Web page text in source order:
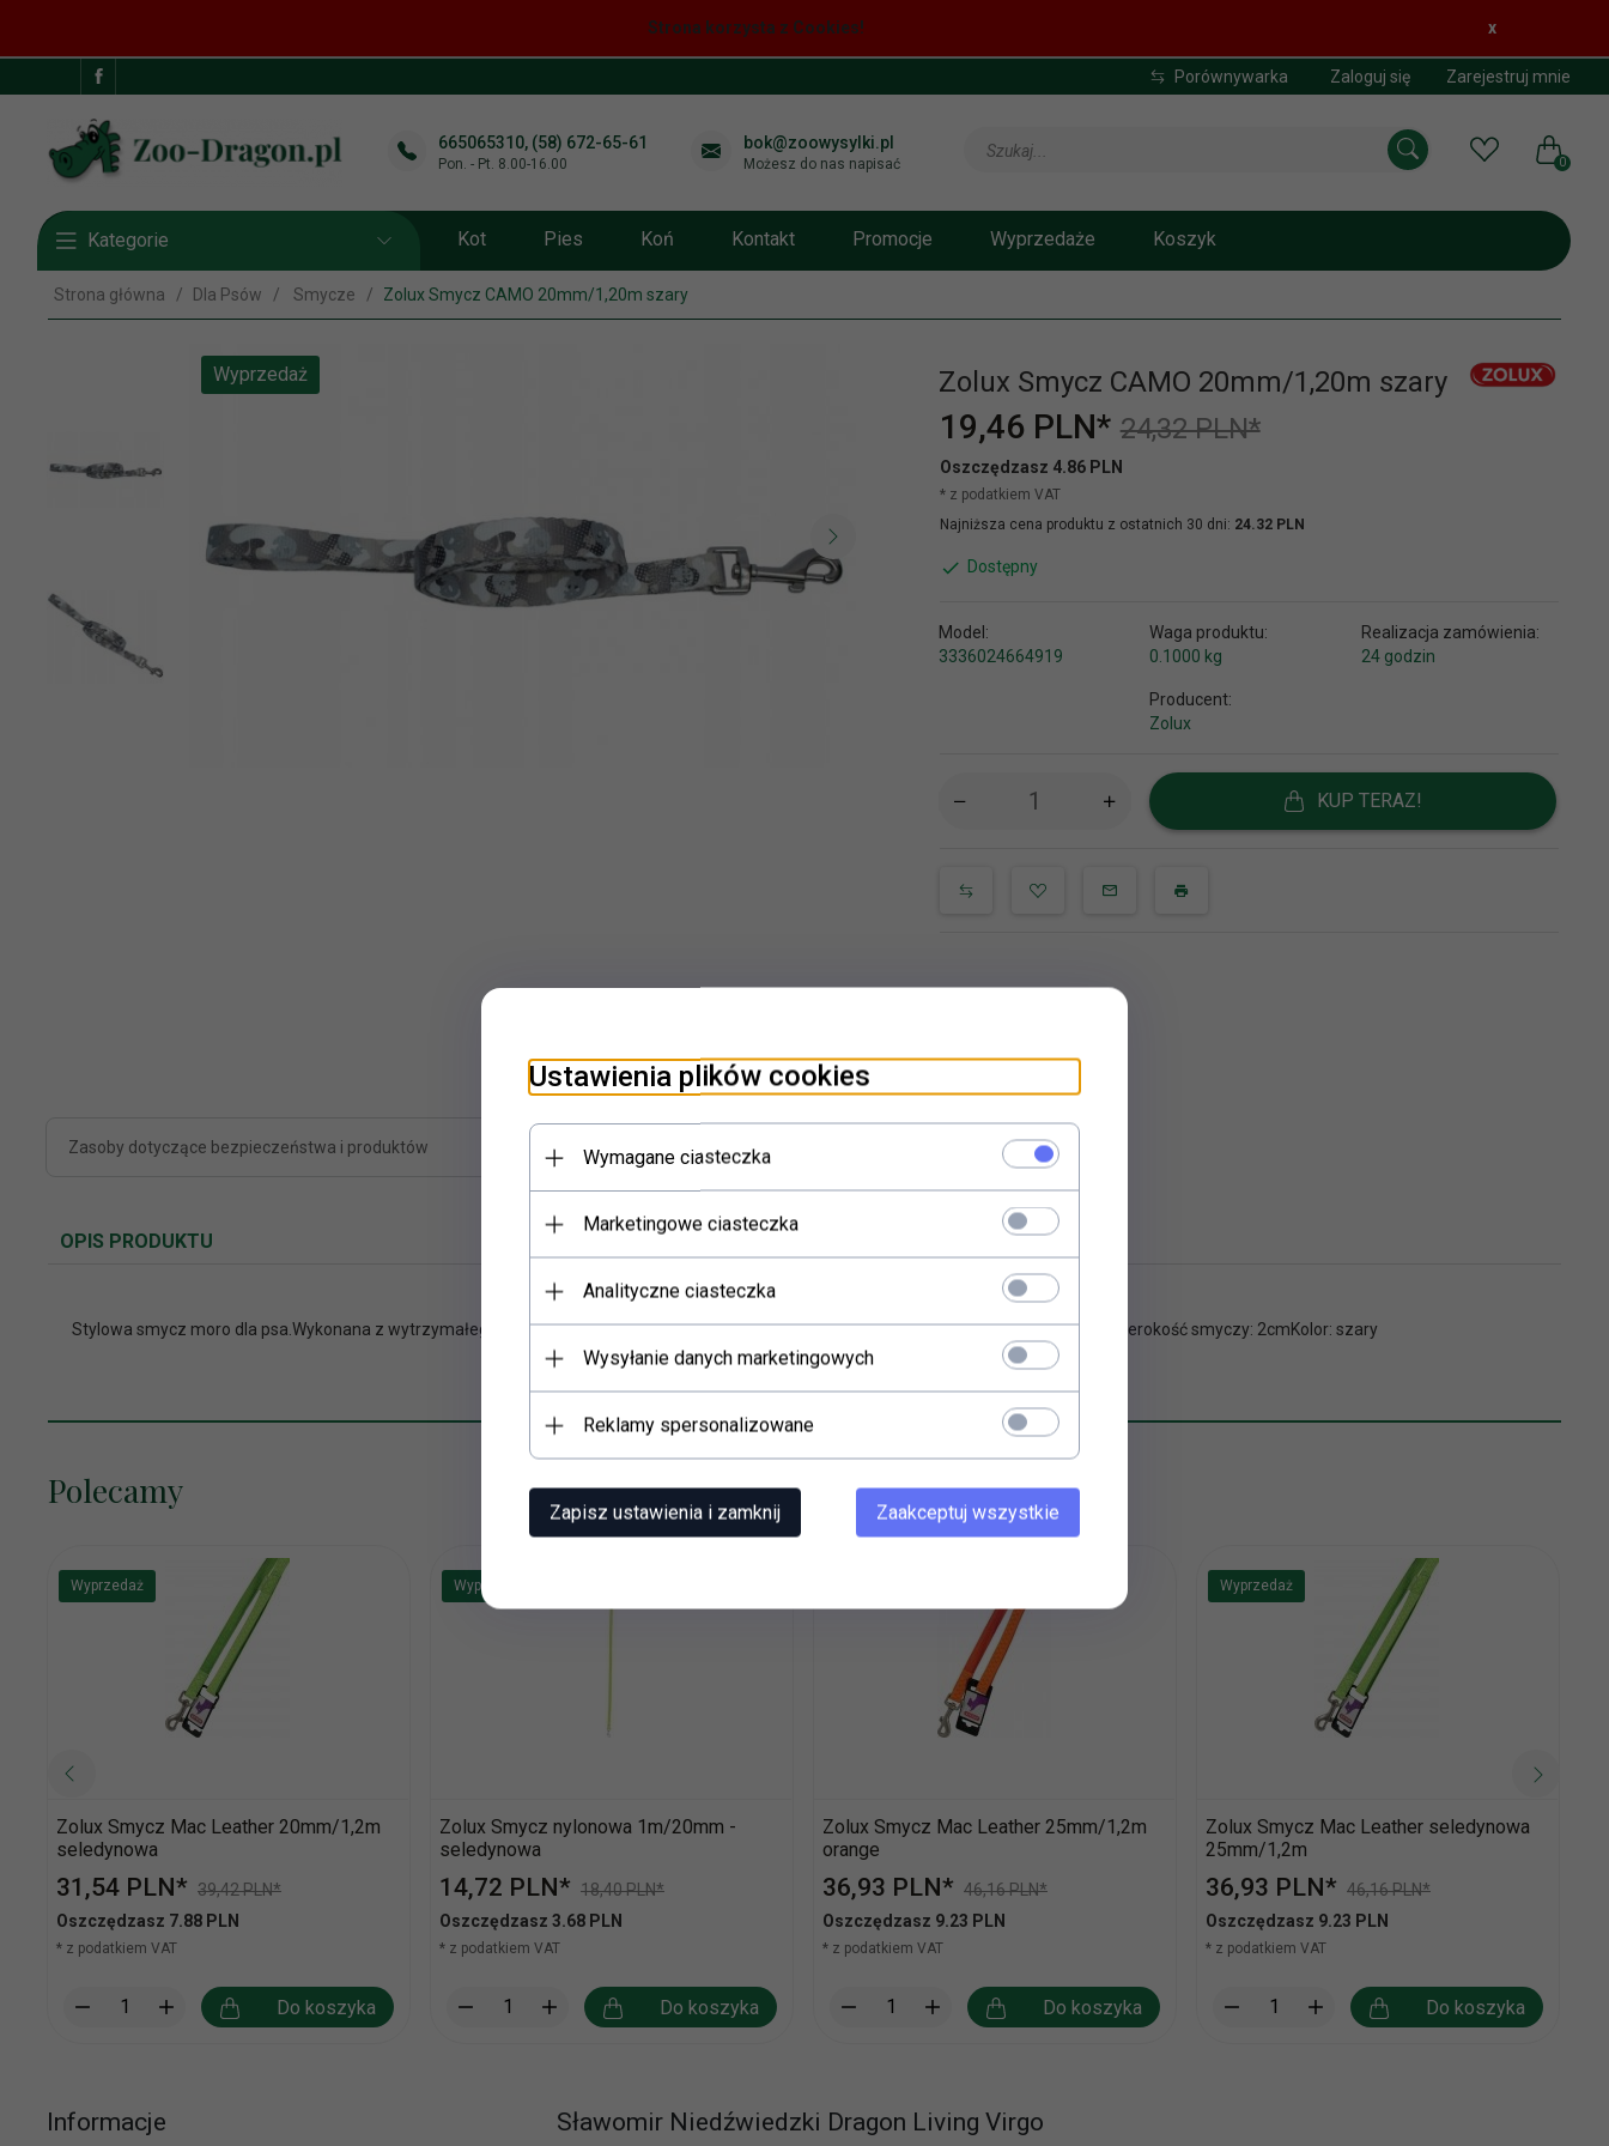
Strona korzysta z Cookies! x
Porównywarka Zaloguj się Zarejestruj mnie
665065310, (58) 672-65-61
Pon. - Pt. 8.00-16.00
bok@zoowysylki.pl
Możesz do nas napisać
Szukaj...
0
Kategorie Kot Pies Koń Kontakt Promocje Wyprzedaże Koszyk
Strona główna Dla Psów Smycze Zolux Smycz CAMO 20mm/1,20m szary
Wyprzedaż
Zasoby dotyczące bezpieczeństwa i produktów
Zolux Smycz CAMO 20mm/1,20m szary
19,46 PLN* 24,32 PLN*
Oszczędzasz 4.86 PLN
* z podatkiem VAT
Najniższa cena produktu z ostatnich 30 dni: 24.32 PLN
Dostępny
Model:
3336024664919
Waga produktu:
0.1000 kg
Realizacja zamówienia:
24 godzin
Producent:
Zolux
KUP TERAZ!
OPIS PRODUKTU
Stylowa smycz moro dla psa.Wykonana z wytrzymałego nylonu.Smycz można prać w pralce w temperaturze 30°C.Długość smyczy: 1,2mSzerokość smyczy: 2cmKolor: szary
Polecamy
Wyprzedaż
Zolux Smycz Mac Leather 20mm/1,2m
seledynowa
31,54 PLN* 39,42 PLN*
Oszczędzasz 7.88 PLN
* z podatkiem VAT
Do koszyka
Wyprzedaż
Zolux Smycz nylonowa 1m/20mm -
seledynowa
14,72 PLN* 18,40 PLN*
Oszczędzasz 3.68 PLN
* z podatkiem VAT
Do koszyka
Zolux Smycz Mac Leather 25mm/1,2m
orange
36,93 PLN* 46,16 PLN*
Oszczędzasz 9.23 PLN
* z podatkiem VAT
Do koszyka
Wyprzedaż
Zolux Smycz Mac Leather seledynowa
25mm/1,2m
36,93 PLN* 46,16 PLN*
Oszczędzasz 9.23 PLN
* z podatkiem VAT
Do koszyka
Informacje
Sławomir Niedźwiedzki Dragon Living Virgo
Ustawienia plików cookies
Wymagane ciasteczka
Marketingowe ciasteczka
Analityczne ciasteczka
Wysyłanie danych marketingowych
Reklamy spersonalizowane
Zapisz ustawienia i zamknij Zaakceptuj wszystkie